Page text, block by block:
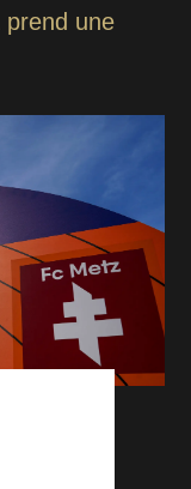
prend une
en